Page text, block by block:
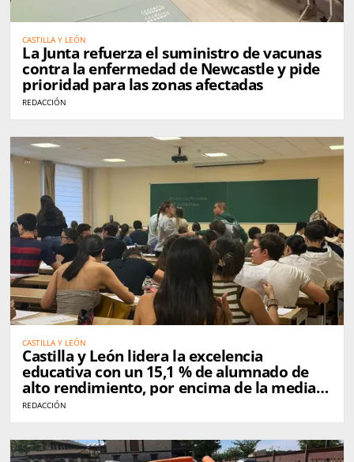
CASTILLA Y LEÓN
La Junta refuerza el suministro de vacunas
contra la enfermedad de Newcastle y pide
prioridad para las zonas afectadas
REDACCIÓN
CASTILLA Y LEÓN
Castilla y León lidera la excelencia
educativa con un 15,1 % de alumnado de
alto rendimiento, por encima de la media
nacional
REDACCIÓN